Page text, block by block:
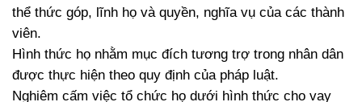
thể thức góp, lĩnh họ và quyền, nghĩa vụ của các thành
viên.
Hình thức họ nhằm mục đích tương trợ trong nhân dân
được thực hiện theo quy định của pháp luật.
Nghiêm cấm việc tổ chức họ dưới hình thức cho vay